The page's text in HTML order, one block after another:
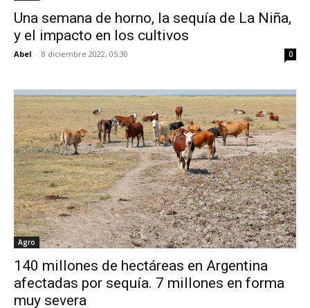
Una semana de horno, la sequía de La Niña,
y el impacto en los cultivos
Abel - 8 diciembre 2022, 05:30 0
Agro
140 millones de hectáreas en Argentina
afectadas por sequía. 7 millones en forma
muy severa